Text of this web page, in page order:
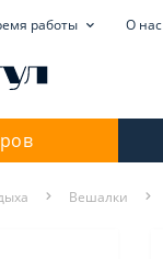
работы О нас
Вешалки